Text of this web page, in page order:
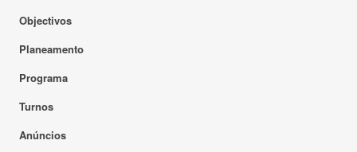
Objectivos
Planeamento
Programa
Turnos
Anúncios